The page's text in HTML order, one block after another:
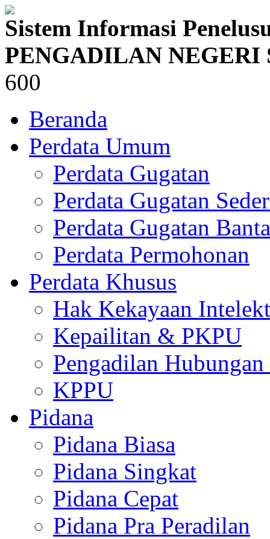
Sistem Informasi
PENGADILAN NEGERI
600
Beranda
Perdata Umum
Perdata Gugatan
Perdata Gugatan
Perdata Gugatan
Perdata Permohonan
Perdata Khusus
Hak Kekayaan
Kepailitan & PKPU
Pengadilan
KPPU
Pidana
Pidana Biasa
Pidana Singkat
Pidana Cepat
Pidana Pra Peradilan